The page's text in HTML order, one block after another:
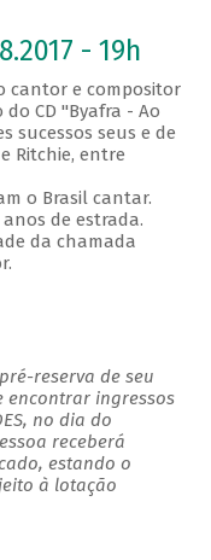
- 19h
cantor e compositor
CD "Byafra - Ao
sucessos seus e de
Ritchie, entre
o Brasil cantar.
de estrada.
da chamada
reserva de seu
encontrar ingressos
no dia do
receberá
estando o
à lotação